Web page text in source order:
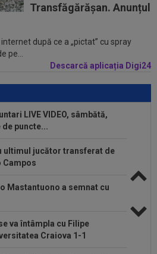
Transfăgărășan. Anunțul
după ce a „pictat” cu spray
pe...
Descarcă aplicația Digi24
City și Barcelona,
gazdelor? Cum arată Cotele
Programul complet al
LIVE VIDEO, sâmbătă,
de puncte...
ultimul jucător transferat de
Campos
Mastantuono a semnat cu
va întâmpla cu Filipe
Craiova 1-1